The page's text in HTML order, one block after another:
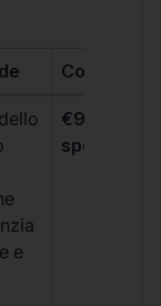
Costo
e
€99 + IVA
spese